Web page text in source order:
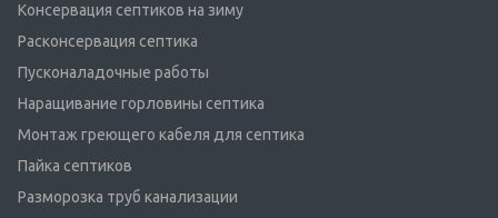
Консервация септиков на зиму
Расконсервация септика
Пусконаладочные работы
Наращивание горловины септика
Монтаж греющего кабеля для септика
Пайка септиков
Разморозка труб канализации